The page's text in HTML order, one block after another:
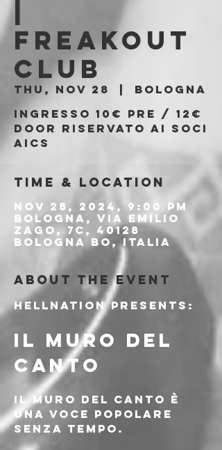
Freakout
Club
Thu, Nov 28
Bologna
Ingresso 10€ PRE / 12€
DOOR riservato ai soci
AICS
Time & Location
Nov 28, 2024, 9:00 PM
Bologna, Via Emilio
Zago, 7c, 40128
Bologna BO, Italia
About the event
HELLNATION PRESENTS:
IL MURO DEL
CANTO
Il Muro Del Canto è
una voce popolare
senza tempo.